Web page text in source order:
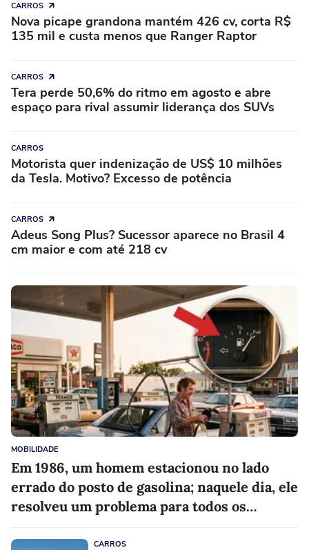
CARROS
Nova picape grandona mantém 426 cv, corta R$
135 mil e custa menos que Ranger Raptor
CARROS
Tera perde 50,6% do ritmo em agosto e abre
espaço para rival assumir liderança dos SUVs
CARROS
Motorista quer indenização de US$ 10 milhões
da Tesla. Motivo? Excesso de potência
CARROS
Adeus Song Plus? Sucessor aparece no Brasil 4
cm maior e com até 218 cv
MOBILIDADE
Em 1986, um homem estacionou no lado
errado do posto de gasolina; naquele dia, ele
resolveu um problema para todos os
CARROS